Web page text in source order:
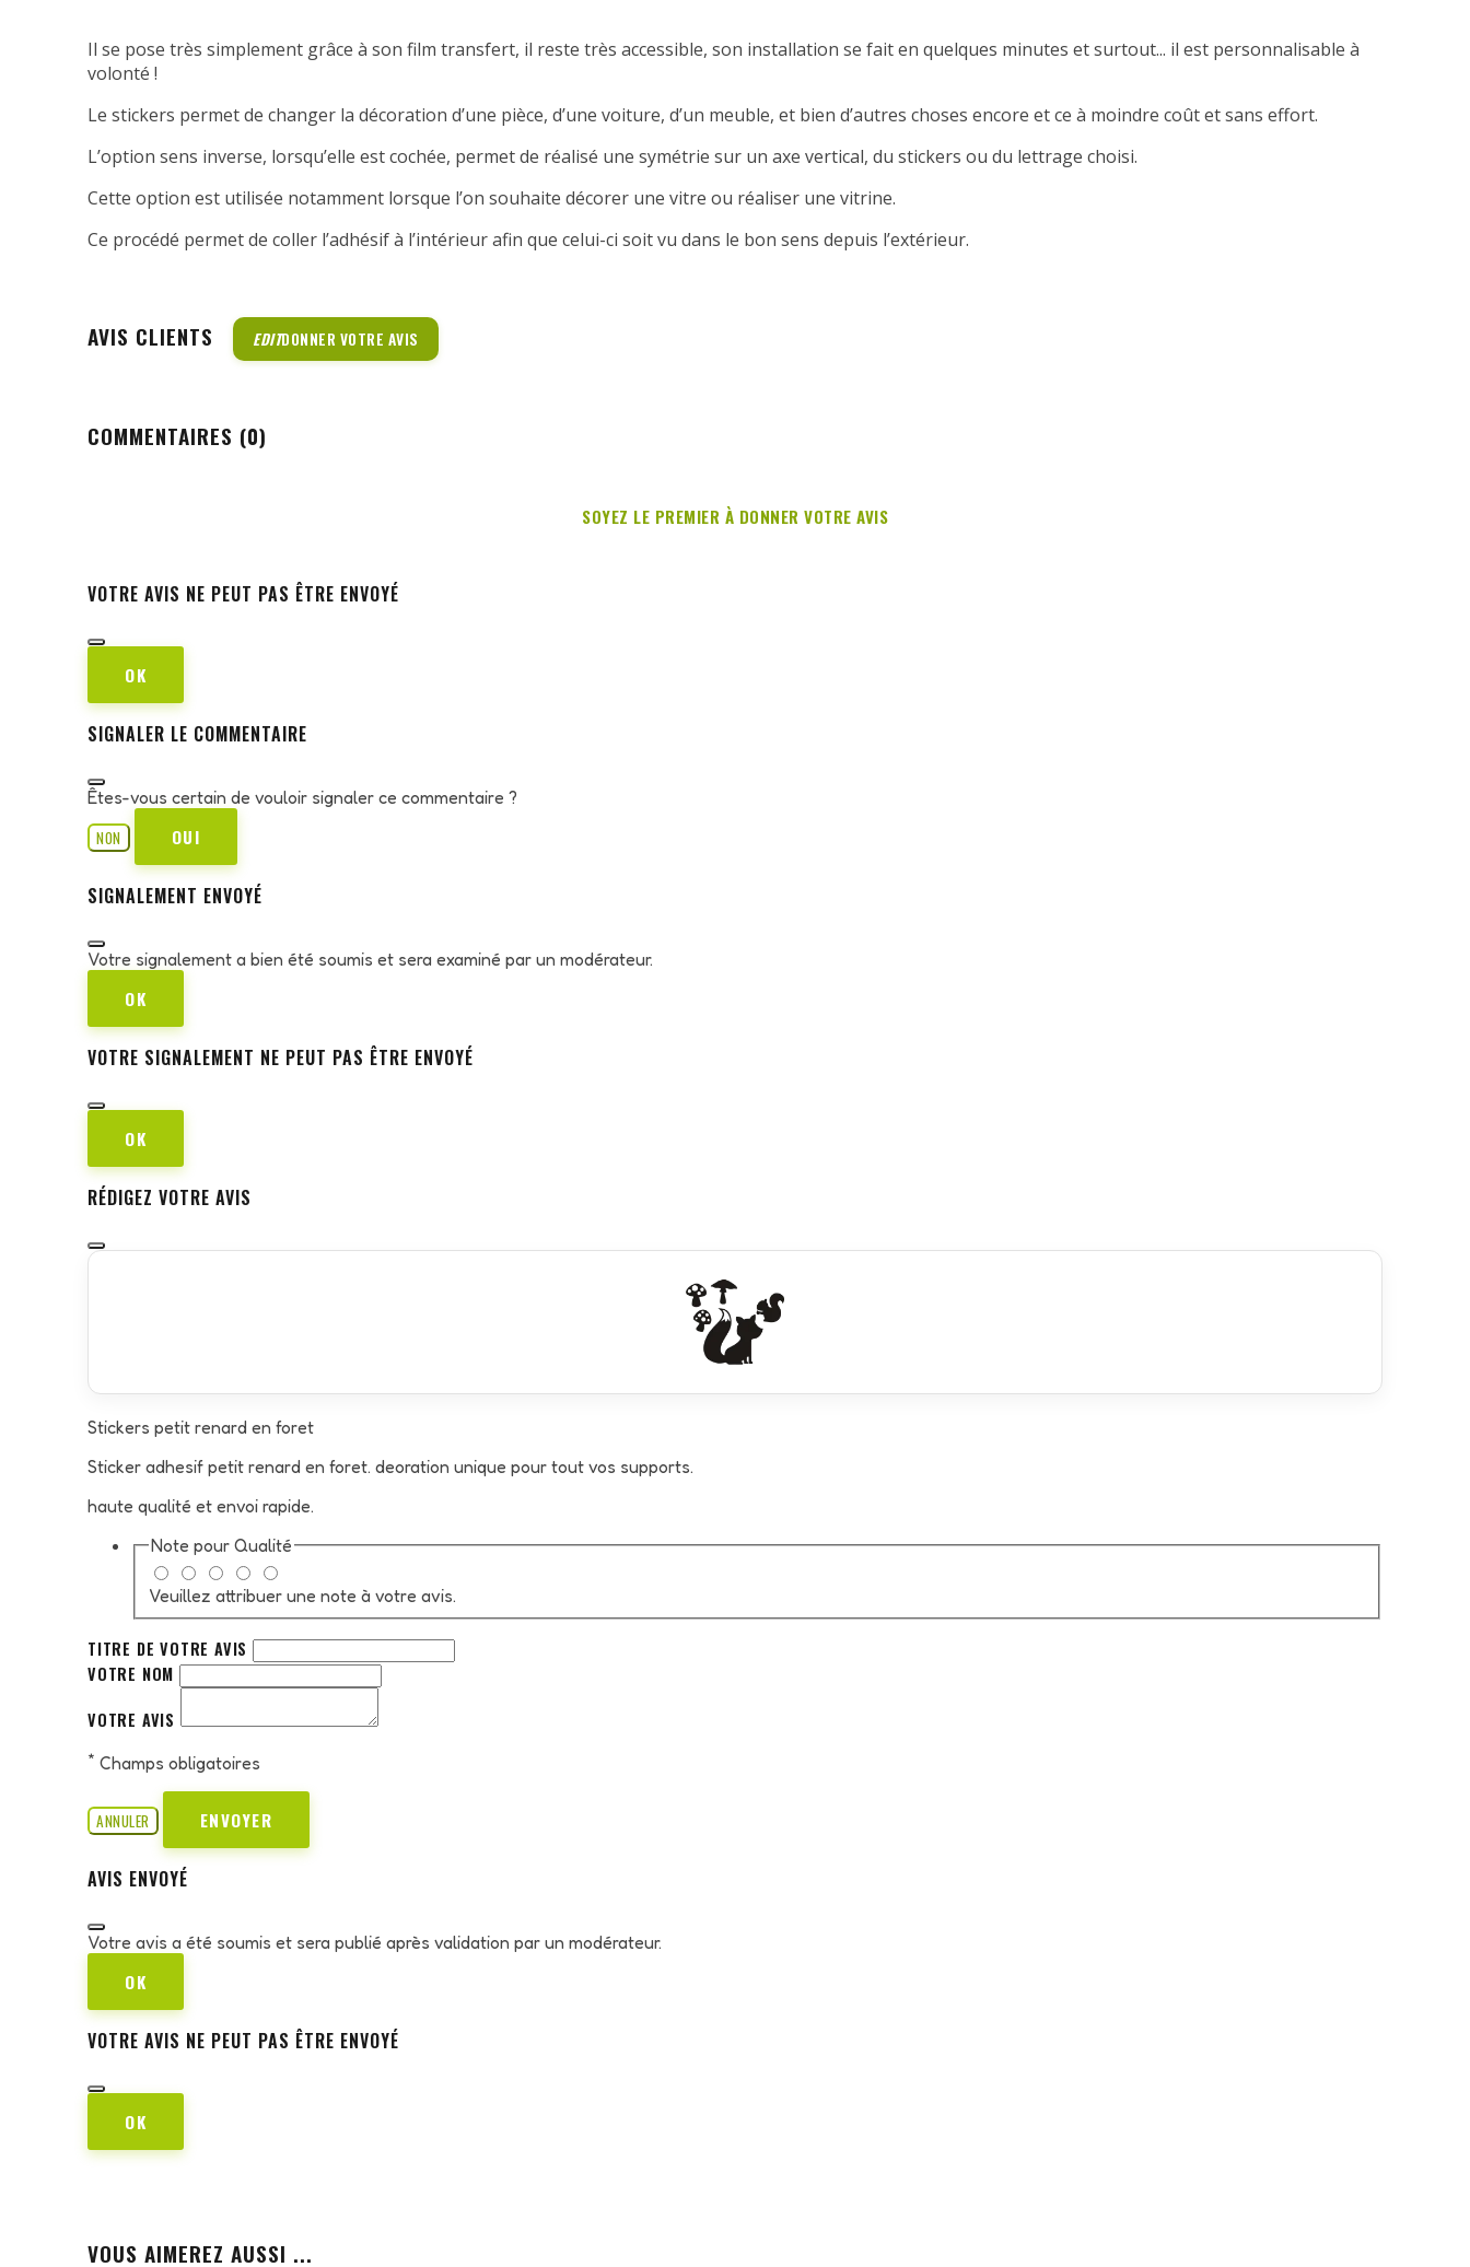
Il se pose très simplement grâce à son film transfert, il reste très accessible, son installation se fait en quelques minutes et surtout... il est personnalisable à
volonté !
Le stickers permet de changer la décoration d’une pièce, d’une voiture, d’un meuble, et bien d’autres choses encore et ce à moindre coût et sans effort.
L’option sens inverse, lorsqu’elle est cochée, permet de réalisé une symétrie sur un axe vertical, du stickers ou du lettrage choisi.
Cette option est utilisée notamment lorsque l’on souhaite décorer une vitre ou réaliser une vitrine.
Ce procédé permet de coller l’adhésif à l’intérieur afin que celui-ci soit vu dans le bon sens depuis l’extérieur.
AVIS CLIENTS EDITDONNER VOTRE AVIS
COMMENTAIRES (0)
SOYEZ LE PREMIER À DONNER VOTRE AVIS
VOTRE AVIS NE PEUT PAS ÊTRE ENVOYÉ
OK
SIGNALER LE COMMENTAIRE
Êtes-vous certain de vouloir signaler ce commentaire ?
NON
OUI
SIGNALEMENT ENVOYÉ
Votre signalement a bien été soumis et sera examiné par un modérateur.
OK
VOTRE SIGNALEMENT NE PEUT PAS ÊTRE ENVOYÉ
OK
RÉDIGEZ VOTRE AVIS
Stickers petit renard en foret
Sticker adhesif petit renard en foret. deoration unique pour tout vos supports.
haute qualité et envoi rapide.
Note pour Qualité
Veuillez attribuer une note à votre avis.
TITRE DE VOTRE AVIS
VOTRE NOM
VOTRE AVIS
* Champs obligatoires
ANNULER ENVOYER
AVIS ENVOYÉ
Votre avis a été soumis et sera publié après validation par un modérateur.
OK
VOTRE AVIS NE PEUT PAS ÊTRE ENVOYÉ
OK
VOUS AIMEREZ AUSSI ...